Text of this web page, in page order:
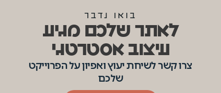
בואו נדבר
לאתר שלכם מגיע
עיצוב אסטרטגי
צרו קשר לשיחת יעוץ ואפיון על הפרוייקט
שלכם